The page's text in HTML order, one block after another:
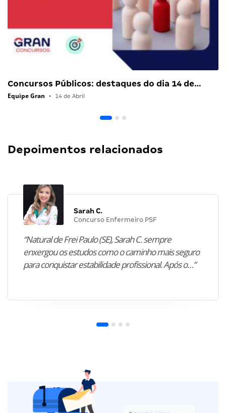
Concursos Públicos: destaques do dia 14 de…
Equipe Gran • 14 de Abril
Depoimentos relacionados
Sarah C.
Concurso Enfermeiro PSF
“Natural de Frei Paulo (SE), Sarah C. sempre
enxergou os estudos como o caminho mais seguro
para conquistar estabilidade profissional. Após o…”